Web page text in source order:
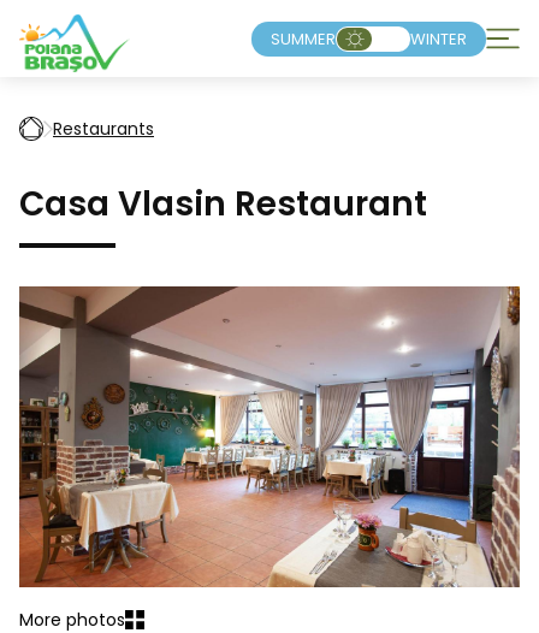
SUMMER WINTER
Restaurants
Casa Vlasin Restaurant
More photos